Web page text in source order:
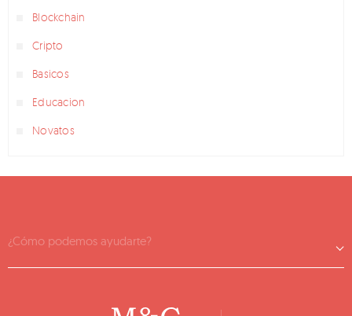
Blockchain
Cripto
Basicos
Educacion
Novatos
¿Cómo podemos ayudarte?